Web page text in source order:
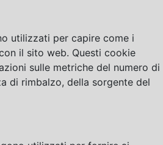
utilizzati per capire come i
il sito web. Questi cookie
sulle metriche del numero di
di rimbalzo, della sorgente del